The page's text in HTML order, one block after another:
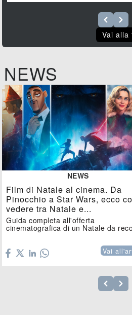
Vai alla
NEWS
NEWS
Film di Natale al cinema. Da
Pinocchio a Star Wars, ecco
vedere tra Natale e...
Guida completa all'offerta
cinematografica di un Natale da
Vai